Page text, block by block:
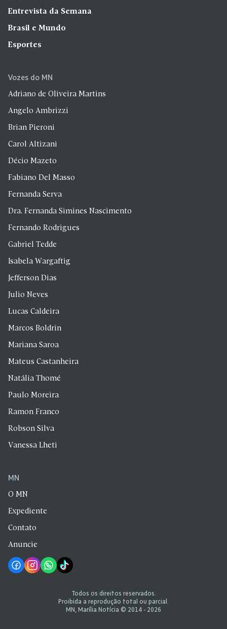
Entrevista da Semana
Brasil e Mundo
Esportes
Vozes do MN
Adriano de Oliveira Martins
Angelo Ambrizzi
Brian Pieroni
Carol Altizani
Décio Mazeto
Fabiano Del Masso
Fernanda Serva
Dra. Fernanda Simines Nascimento
Fernando Rodrigues
Gabriel Tedde
Isabela Wargaftig
Jefferson Dias
Julio Neves
Lucas Caldeira
Marcos Boldrin
Mariana Saroa
Mateus Castanheira
Natália Thomé
Paulo Moreira
Ramon Franco
Robson Silva
Vanessa Lheti
MN
O MN
Expediente
Contato
Anuncie
Todos os direitos reservados.
Proibida a reprodução total ou parcial.
MN, Marília Notícia © 2014 - 2026